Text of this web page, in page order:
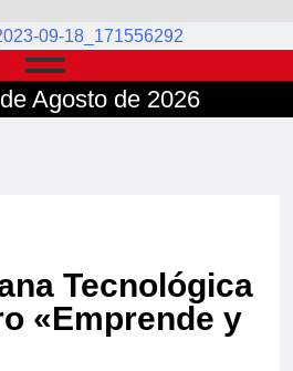
Agosto de 2026
Tecnológica
«Emprende y